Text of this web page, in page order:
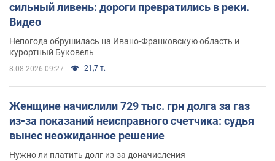
сильный ливень: дороги превратились в реки.
Видео
Непогода обрушилась на Ивано-Франковскую область и
курортный Буковель
8.08.2026 09:27 21,7 т.
Женщине начислили 729 тыс. грн долга за газ
из-за показаний неисправного счетчика: судья
вынес неожиданное решение
Нужно ли платить долг из-за доначисления